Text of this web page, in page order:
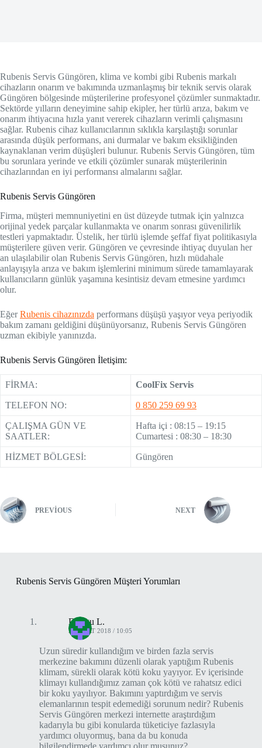
Rubenis Servis Güngören, klima ve kombi gibi Rubenis markalı
cihazların onarım ve bakımında uzmanlaşmış bir teknik servis olarak
Güngören bölgesinde müşterilerine profesyonel çözümler sunmaktadır.
Sektörde yılların deneyimine sahip ekipler, her türlü arıza, bakım ve
onarım ihtiyacına hızla yanıt vererek cihazların verimli çalışmasını
sağlar. Rubenis cihaz kullanıcılarının sıklıkla karşılaştığı sorunlar
arasında düşük performans, ani durmalar ve bakım eksikliğinden
kaynaklanan verim düşüşleri bulunur. Rubenis Servis Güngören, tüm
bu sorunlara yerinde ve etkili çözümler sunarak müşterilerinin
cihazlarından en iyi performansı almalarını sağlar.
Rubenis Servis Güngören
Firma, müşteri memnuniyetini en üst düzeyde tutmak için yalnızca
orijinal yedek parçalar kullanmakta ve onarım sonrası güvenilirlik
testleri yapmaktadır. Üstelik, her türlü işlemde şeffaf fiyat politikasıyla
müşterilere güven verir. Güngören ve çevresinde ihtiyaç duyulan her
an ulaşılabilir olan Rubenis Servis Güngören, hızlı müdahale
anlayışıyla arıza ve bakım işlemlerini minimum sürede tamamlayarak
kullanıcıların günlük yaşamına kesintisiz devam etmesine yardımcı
olur.
EğerRubenis cihazınızda performans düşüşü yaşıyor veya periyodik
bakım zamanı geldiğini düşünüyorsanız, Rubenis Servis Güngören
uzman ekibiyle yanınızda.
Rubenis Servis Güngören İletişim:
FİRMA: CoolFix Servis
TELEFON NO: 0 850 259 69 93
ÇALIŞMA GÜN VE
SAATLER:
Hafta içi : 08:15 – 19:15
Cumartesi : 08:30 – 18:30
HİZMET BÖLGESİ: Güngören
PREVIOUS NEXT
Rubenis Servis Güngören Müşteri Yorumları
Duygu L.
23 MART 2018 / 10:05
Uzun süredir kullandığım ve birden fazla servis
merkezine bakımını düzenli olarak yaptığım Rubenis
klimam, sürekli olarak kötü koku yayıyor. Ev içerisinde
klimayı kullandığımız zaman çok kötü ve rahatsız edici
bir koku yayılıyor. Bakımını yaptırdığım ve servis
elemanlarının tespit edemediği sorunum nedir? Rubenis
Servis Güngören merkezi internette araştırdığım
kadarıyla bu gibi konularda tüketiciye fazlasıyla
yardımcı oluyormuş, bana da bu konuda
bilgilendirmede yardımcı olur musunuz?